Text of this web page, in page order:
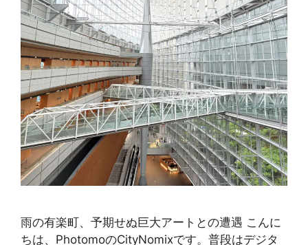
雨の有楽町、予期せぬ巨大アートとの遭遇 こんに
ちは、PhotomoのCityNomixです。普段はデジタ